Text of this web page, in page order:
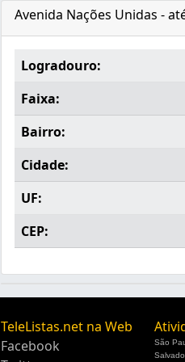
Avenida Nações Unidas -
Logradouro:
Faixa:
Bairro:
Cidade:
UF:
CEP:
TeleListas.net na Web
Facebook
São